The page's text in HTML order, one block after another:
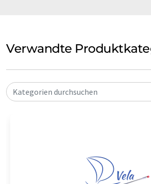
Verwandte
Kategorien durchsuchen